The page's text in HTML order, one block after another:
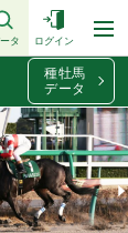
タ ログイン
種牡馬
データ